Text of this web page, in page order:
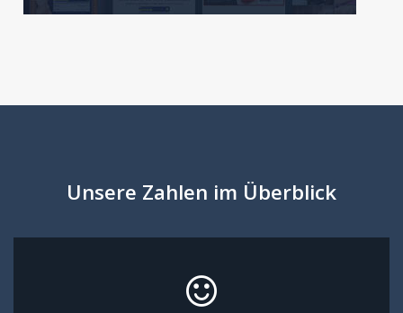
Unsere Zahlen im Überblick